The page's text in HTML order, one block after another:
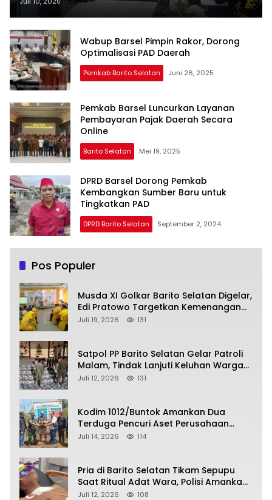
Wabup Barsel Pimpin Rakor, Dorong
Optimalisasi PAD Daerah
Pemkab Barito Selatan Juni 26, 2025
Pemkab Barsel Luncurkan Layanan
Pembayaran Pajak Daerah Secara
Online
Barito Selatan Mei 19, 2025
DPRD Barsel Dorong Pemkab
Kembangkan Sumber Baru untuk
Tingkatkan PAD
DPRD Barito Selatan September 2, 2024
Pos Populer
Musda XI Golkar Barito Selatan Digelar,
Edi Pratowo Targetkan Kemenangan
Partai pada Pemilu Mendatang
Juli 19, 2026 131
Satpol PP Barito Selatan Gelar Patroli
Malam, Tindak Lanjuti Keluhan Warga
soal Balap Liar dan Remaja Nongkrong
Juli 12, 2026 131
Kodim 1012/Buntok Amankan Dua
Terduga Pencuri Aset Perusahaan
Sitaan Satgas PKH, Satu Paket Diduga
Juli 14, 2026 114
Pria di Barito Selatan Tikam Sepupu
Saat Ritual Adat Wara, Polisi Amankan
Pelaku
Juli 12, 2026 108